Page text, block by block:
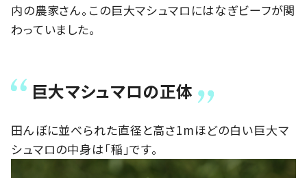
内の農家さん。この巨大マシュマロにはなぎビーフが関
わっていました。
巨大マシュマロの正体
田んぼに並べられた直径と高さ1mほどの白い巨大マ
シュマロの中身は「稲」です。